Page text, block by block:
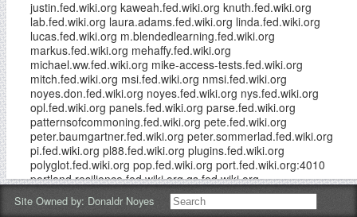
justin.fed.wiki.org kaweah.fed.wiki.org knuth.fed.wiki.org
lab.fed.wiki.org laura.adams.fed.wiki.org linda.fed.wiki.org
lucas.fed.wiki.org m.blendedlearning.fed.wiki.org
markus.fed.wiki.org mehaffy.fed.wiki.org
michael.ww.fed.wiki.org mike-access-tests.fed.wiki.org
mitch.fed.wiki.org msi.fed.wiki.org nmsi.fed.wiki.org
noyes.don.fed.wiki.org noyes.fed.wiki.org nys.fed.wiki.org
opl.fed.wiki.org panels.fed.wiki.org parse.fed.wiki.org
patternsofcommoning.fed.wiki.org pete.fed.wiki.org
peter.baumgartner.fed.wiki.org peter.sommerlad.fed.wiki.org
pi.fed.wiki.org pl88.fed.wiki.org plugins.fed.wiki.org
polyglot.fed.wiki.org pop.fed.wiki.org port.fed.wiki.org:4010
portland.resilience.fed.wiki.org qs.fed.wiki.org
radio.fed.wiki.org random-word-
sulphanilic.sandbox.fed.wiki.org randy.fed.wiki.org
Site Owned by: Donaldr Noyes